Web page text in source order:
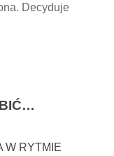
Decyduje
W RYTMIE